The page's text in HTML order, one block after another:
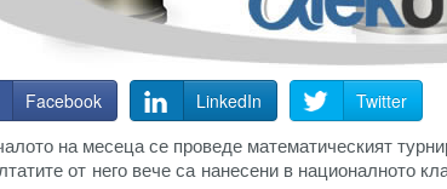
Facebook LinkedIn Twitter
на месеца се проведе математическият
от него вече са нанесени в националното